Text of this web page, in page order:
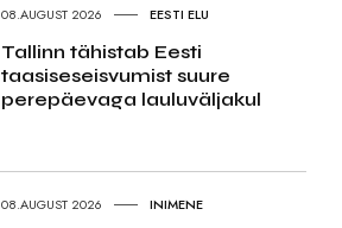
08.AUGUST 2026 EESTI ELU
Tallinn tähistab Eesti
taasiseseisvumist suure
perepäevaga lauluväljakul
08.AUGUST 2026 INIMENE